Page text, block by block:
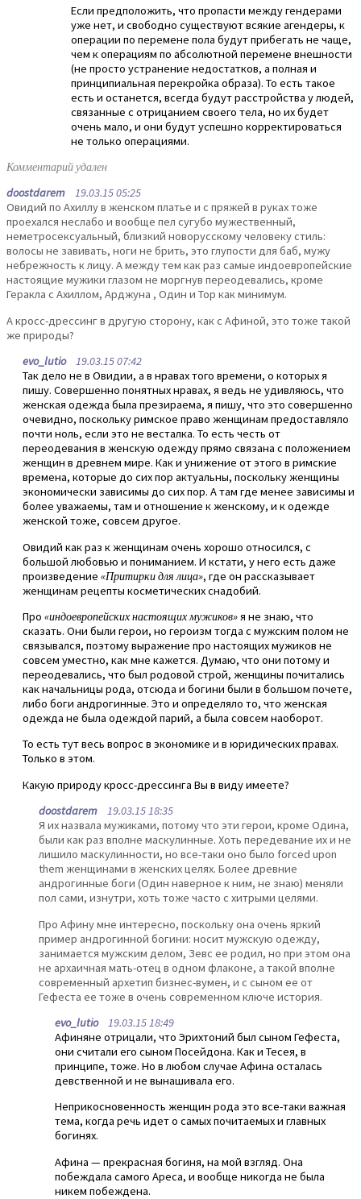
Если предположить, что пропасти между гендерами
уже нет, и свободно существуют всякие агендеры, к
операции по перемене пола будут прибегать не чаще,
чем к операциям по абсолютной перемене внешности
(не просто устранение недостатков, а полная и
принципиальная перекройка образа). То есть такое
есть и останется, всегда будут расстройства у людей,
связанные с отрицанием своего тела, но их будет
очень мало, и они будут успешно корректироваться
не только операциями.
Комментарий удален
doostdarem 19.03.15 05:25
Овидий по Ахиллу в женском платье и с пряжей в руках тоже
проехался неслабо и вообще пел сугубо мужественный,
неметросексуальный, близкий новорусскому человеку стиль:
волосы не завивать, ноги не брить, это глупости для баб, мужу
небрежность к лицу. А между тем как раз самые индоевропейские
настоящие мужики глазом не моргнув переодевались, кроме
Геракла с Ахиллом, Арджуна , Один и Тор как минимум.
А кросс-дрессинг в другую сторону, как с Афиной, это тоже такой
же природы?
evo_lutio19.03.15 07:42
Так дело не в Овидии, а в нравах того времени, о которых я
пишу. Совершенно понятных нравах, я ведь не удивляюсь, что
женская одежда была презираема, я пишу, что это совершенно
очевидно, поскольку римское право женщинам предоставляло
почти ноль, если это не весталка. То есть честь от
переодевания в женскую одежду прямо связана с положением
женщин в древнем мире. Как и унижение от этого в римские
времена, которые до сих пор актуальны, поскольку женщины
экономически зависимы до сих пор. А там где менее зависимы и
более уважаемы, там и отношение к женскому, и к одежде
женской тоже, совсем другое.
Овидий как раз к женщинам очень хорошо относился, с
большой любовью и пониманием. И кстати, у него есть даже
произведение «Притирки для лица», где он рассказывает
женщинам рецепты косметических снадобий.
Про «индоевропейских настоящих мужиков»я не знаю, что
сказать. Они были герои, но героизм тогда с мужским полом не
связывался, поэтому выражение про настоящих мужиков не
совсем уместно, как мне кажется. Думаю, что они потому и
переодевались, что был родовой строй, женщины почитались
как начальницы рода, отсюда и богини были в большом почете,
либо боги андрогинные. Это и определяло то, что женская
одежда не была одеждой парий, а была совсем наоборот.
То есть тут весь вопрос в экономике и в юридических правах.
Только в этом.
Какую природу кросс-дрессинга Вы в виду имеете?
doostdarem 19.03.15 18:35
Я их назвала мужиками, потому что эти герои, кроме Одина,
были как раз вполне маскулинные. Хоть передевание их и не
лишило маскулинности, но все-таки оно было forced upon
them женщинами в женских целях. Более древние
андрогинные боги (Один наверное к ним, не знаю) меняли
пол сами, изнутри, хоть тоже часто с хитрыми целями.
Про Афину мне интересно, поскольку она очень яркий
пример андрогинной богини: носит мужскую одежду,
занимается мужским делом, Зевс ее родил, но при этом она
не архаичная мать-отец в одном флаконе, а такой вполне
современный архетип бизнес-вумен, и с сыном ее от
Гефеста ее тоже в очень современном ключе история.
evo_lutio19.03.15 18:49
Афиняне отрицали, что Эрихтоний был сыном Гефеста,
они считали его сыном Посейдона. Как и Тесея, в
принципе, тоже. Но в любом случае Афина осталась
девственной и не вынашивала его.
Неприкосновенность женщин рода это все-таки важная
тема, когда речь идет о самых почитаемых и главных
богинях.
Афина — прекрасная богиня, на мой взгляд. Она
побеждала самого Ареса, и вообще никогда не была
никем побеждена.